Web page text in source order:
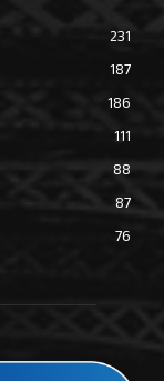
231
187
186
111
88
87
76